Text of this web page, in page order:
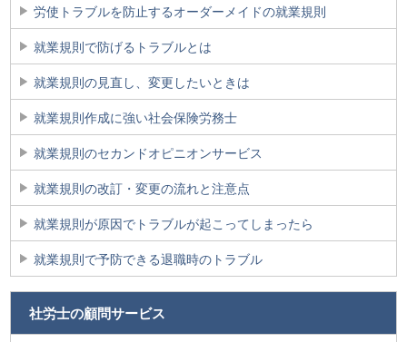
労使トラブルを防止するオーダーメイドの就業規則
就業規則で防げるトラブルとは
就業規則の見直し、変更したいときは
就業規則作成に強い社会保険労務士
就業規則のセカンドオピニオンサービス
就業規則の改訂・変更の流れと注意点
就業規則が原因でトラブルが起こってしまったら
就業規則で予防できる退職時のトラブル
社労士の顧問サービス